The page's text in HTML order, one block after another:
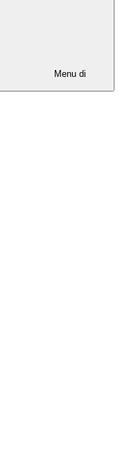
Menu di